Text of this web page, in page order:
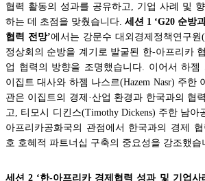
협력 활동의 성과를 공유하고, 기업 사례 및
하는 데 초점을 맞췄습니다. 세션 1 ‘G20 순방
협력 전망’에서는 강문수 대외경제정책연구
정상회의 순방을 계기로 발굴된 한-아프리카
업 협력의 방향을 조명했습니다. 이어서 하젬
이집트 대사와 하젬 나스르(Hazem Nasr) 주한
관은 이집트의 경제·산업 환경과 한국과의 협
고, 티모시 디킨스(Timothy Dickens) 주한 남
아프리카공화국의 관점에서 한국과의 경제
호 호혜적 파트너십 구축의 중요성을 강조했습
세션 2 ‘한-아프리카 경제협력 성과 및 기업사